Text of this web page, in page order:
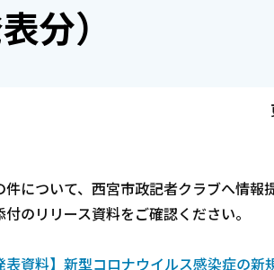
分）
件について、西宮市政記者クラブへ情報
のリリース資料をご確認ください。
表資料】新型コロナウイルス感染症の